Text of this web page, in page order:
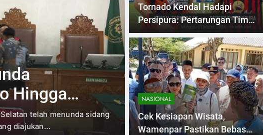
(Kemenekraf) telah
Desa
NASIONAL 10 Jam Ago
Mutasi 22 Pati
Menuju Pensiun
Jackiecilley.com – Sebanyak 22
(pamen) Polri telah dimutasi
Tornado Kendal Hadapi
Persipura: Pertarungan Tim
Papan Atas
NASIONAL
Cek Kesiapan Wisata,
Wamenpar Pastikan Bebas